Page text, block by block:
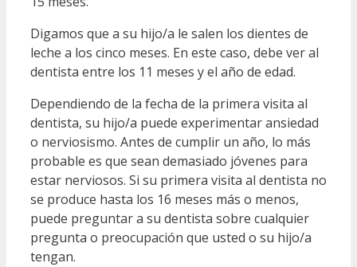
Digamos que a su hijo/a le salen los dientes de
leche a los cinco meses. En este caso, debe ver al
dentista entre los 11 meses y el año de edad.
Dependiendo de la fecha de la primera visita al
dentista, su hijo/a puede experimentar ansiedad
o nerviosismo. Antes de cumplir un año, lo más
probable es que sean demasiado jóvenes para
estar nerviosos. Si su primera visita al dentista no
se produce hasta los 16 meses más o menos,
puede preguntar a su dentista sobre cualquier
pregunta o preocupación que usted o su hijo/a
tengan.